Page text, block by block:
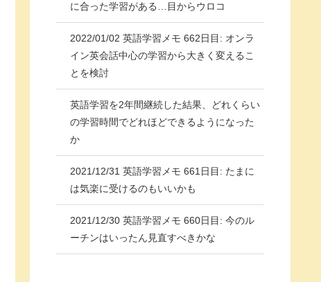
に合った学習がある…目からウロコ
2022/01/02 英語学習メモ 662日目: オンラ
イン英会話中心の学習から大きく変えるこ
とを検討
英語学習を2年間継続した結果、どれくらい
の学習時間でどれほどできるようになった
か
2021/12/31 英語学習メモ 661日目: たまに
は気楽に受けるのもいいかも
2021/12/30 英語学習メモ 660日目: 今のル
ーチンはいったん見直すべきかな